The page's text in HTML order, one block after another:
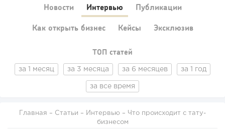
Новости Интервью Публикации
Как открыть бизнес Кейсы Эксклюзив
ТОП статей
за 1 месяц за 3 месяца за 6 месяцев за 1 год
за все время
Главная – Статьи – Интервью
бизнесом